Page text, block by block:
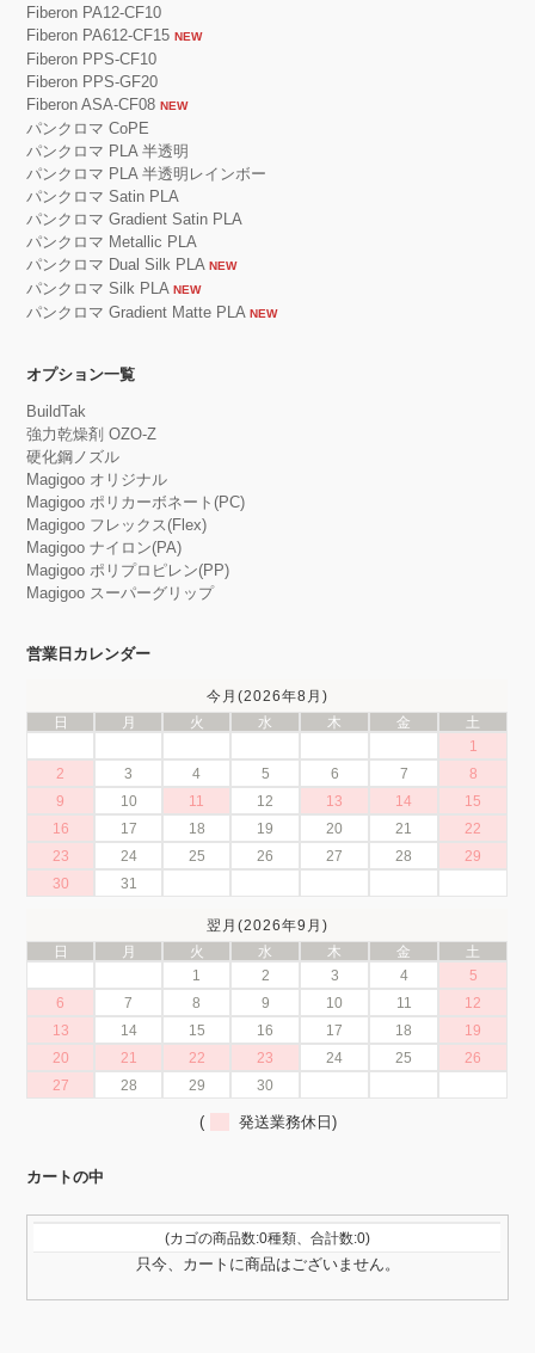
Fiberon PA12-CF10
Fiberon PA612-CF15 NEW
Fiberon PPS-CF10
Fiberon PPS-GF20
Fiberon ASA-CF08 NEW
パンクロマ CoPE
パンクロマ PLA 半透明
パンクロマ PLA 半透明レインボー
パンクロマ Satin PLA
パンクロマ Gradient Satin PLA
パンクロマ Metallic PLA
パンクロマ Dual Silk PLA NEW
パンクロマ Silk PLA NEW
パンクロマ Gradient Matte PLA NEW
オプション一覧
BuildTak
強力乾燥剤 OZO-Z
硬化鋼ノズル
Magigoo オリジナル
Magigoo ポリカーボネート(PC)
Magigoo フレックス(Flex)
Magigoo ナイロン(PA)
Magigoo ポリプロピレン(PP)
Magigoo スーパーグリップ
営業日カレンダー
今月(2026年8月)
日
月 火 水 木 金
土
1
2
3 4 5 6 7
8
9
10 11 12 13 14
15
16
17 18 19 20 21
22
23
24 25 26 27 28
29
30
31
翌月(2026年9月)
日
月 火 水 木 金
土
1
2 3 4
5
6
7 8 9 10 11
12
13
14 15 16 17 18
19
20
21 22 23 24 25
26
27
28 29 30
( 発送業務休日)
カートの中
(カゴの商品数:0種類、合計数:0)
只今、カートに商品はございません。